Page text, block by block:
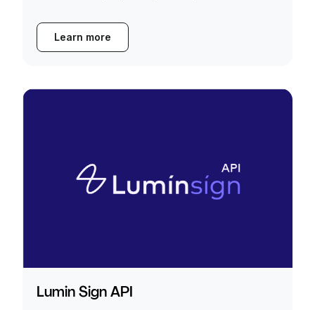
Learn more
Lumin Sign API